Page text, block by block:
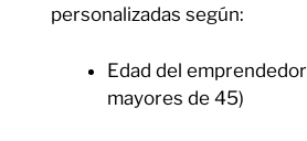
personalizadas según:
Edad del
mayores de 45)